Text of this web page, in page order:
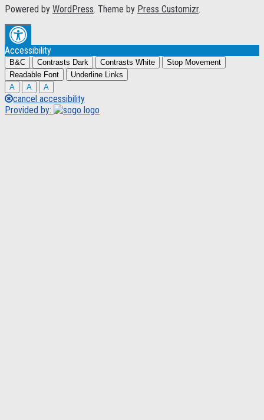
Powered by WordPress. Theme by Press Customizr.
Accessibility
B&C Contrasts Dark Contrasts White
Stop Movement
Readable Font
Underline Links
A
A A
cancel accessibility
Provided by: